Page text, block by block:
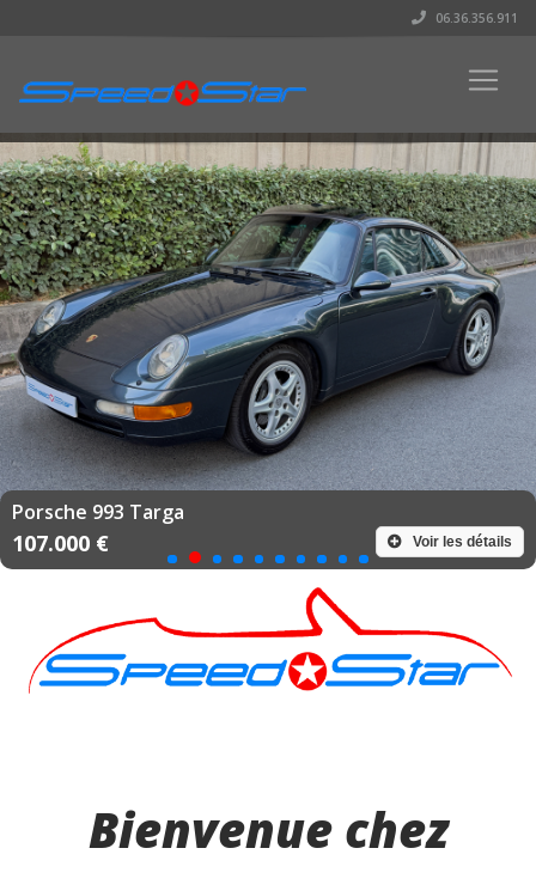
06.36.356.911
Porsche 993 Targa
107.000 € Voir les détails
Bienvenue chez